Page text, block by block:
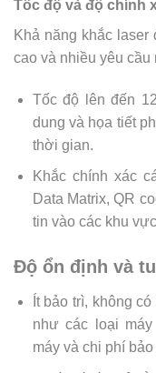
Tốc độ và độ chính
Khả năng khắc
cao và nhiều yêu cầu
Tốc độ lên đến
dung và họa tiết
thời gian.
Khắc chính xác
Data Matrix, QR
tin vào các khu
Độ ổn định và
Ít bảo trì, không
như các loại
máy và chi phí